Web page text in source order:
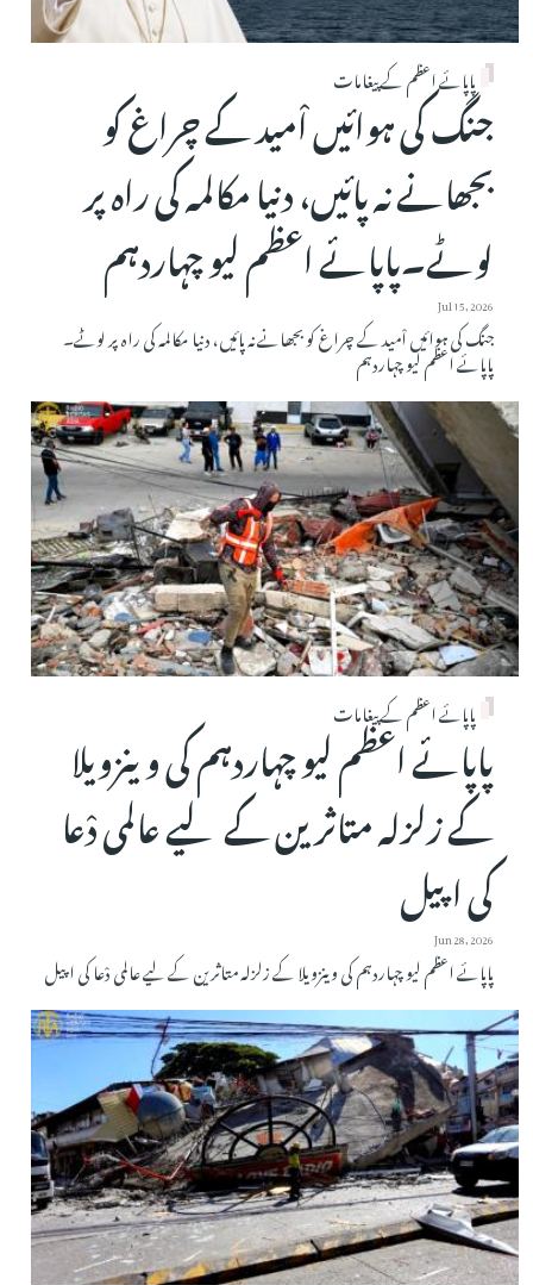
پاپائے اعظم کے پیغامات
جنگ کی ہوائیں اْمید کے چراغ کو
بجھانے نہ پائیں، دنیا مکالمہ کی راہ پر
لوٹے۔پاپائے اعظم لیو چہاردہم
Jul 15, 2026
جنگ کی ہوائیں اْمید کے چراغ کو بجھانے نہ پائیں، دنیا مکالمہ کی راہ پر لوٹے۔
پاپائے اعظم لیو چہاردہم
پاپائے اعظم کے پیغامات
پاپائے اعظم لیو چہاردہم کی وینزویلا
کے زلزلہ متاثرین کے لیے عالمی دْعا
کی اپیل
Jun 28, 2026
پاپائے اعظم لیو چہاردہم کی وینزویلا کے زلزلہ متاثرین کے لیے عالمی دْعا کی اپیل